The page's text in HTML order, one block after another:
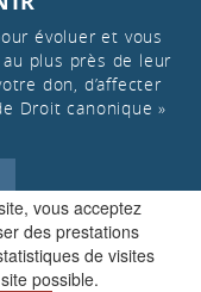
vous acceptez
des prestations
de visites
possible.
évoluer et vous
plus près de leur
don, d’affecter
Droit canonique »